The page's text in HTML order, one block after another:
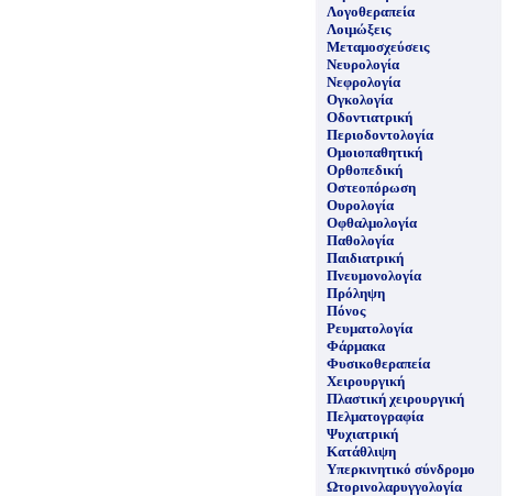
Λογοθεραπεία
Λοιμώξεις
Μεταμοσχεύσεις
Νευρολογία
Νεφρολογία
Ογκολογία
Οδοντιατρική
Περιοδοντολογία
Ομοιοπαθητική
Ορθοπεδική
Οστεοπόρωση
Ουρολογία
Οφθαλμολογία
Παθολογία
Παιδιατρική
Πνευμονολογία
Πρόληψη
Πόνος
Ρευματολογία
Φάρμακα
Φυσικοθεραπεία
Χειρουργική
Πλαστική χειρουργική
Πελματογραφία
Ψυχιατρική
Κατάθλιψη
Υπερκινητικό σύνδρομο
Ωτορινολαρυγγολογία